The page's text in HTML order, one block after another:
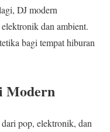
DJ modern
dan ambient.
bagi tempat hiburan
Modern
pop, elektronik, dan